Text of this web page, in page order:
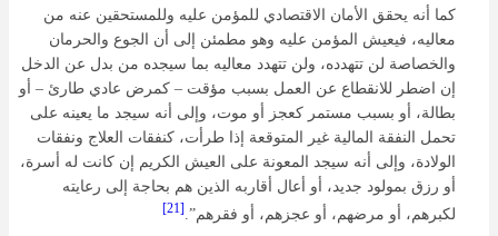
كما أنه يحقق الأمان الاقتصادي للمؤمن عليه وللمستحقين عنه من
معاليه، فيعيش المؤمن عليه وهو مطمئن إلى أن الجوع والحرمان
والخصاصة لن تتهدده، ولن تتهدد معاليه بما سيجده من بدل عن الدخل
إن اضطر للانقطاع عن العمل بسبب مؤقت – كمرض عادي طارئ – أو
بطالة، أو بسبب مستمر کعجز أو موت، وإلى أنه سيجد ما يعينه على
تحمل النفقة المالية غير المتوقعة إذا طرأت، کنفقات العلاج ونفقات
الولادة، وإلى أنه سيجد المعونة على العيش الكريم إن كانت له أسرة،
أو رزق بمولود جديد، أو أعال أقاربه الذين هم بحاجة إلى رعايته
لكبرهم، أو مرضهم، أو عجزهم، أو فقرهم”. [21]